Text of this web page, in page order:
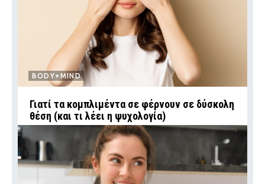
BODY+MIND
Γιατί τα κομπλιμέντα σε φέρνουν σε δύσκολη
θέση (και τι λέει η ψυχολογία)